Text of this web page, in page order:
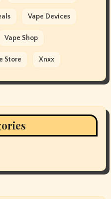
Vape Devices
Vape Shop
Store Xnxx